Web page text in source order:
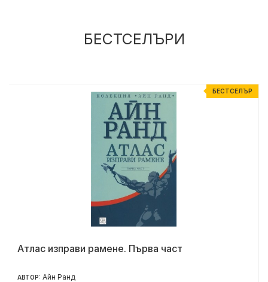
БЕСТСЕЛЪРИ
БЕСТСЕЛЪР
Атлас изправи рамене. Първа част
АВТОР: Айн Ранд